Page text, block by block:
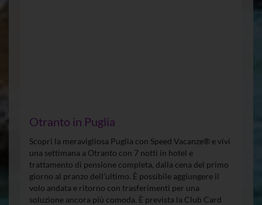
Otranto in Puglia
Scopri la meravigliosa Puglia con Speed Vacanze® e vivi
una settimana a Otranto con 7 notti in hotel e
trattamento di pensione completa, dalla cena del primo
giorno al pranzo dell’ultimo. È possibile aggiungere il
volo andata e ritorno con trasferimenti per una
soluzione ancora più comoda. È prevista la Club Card